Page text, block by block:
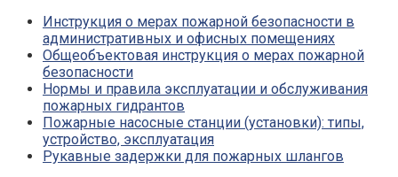
Инструкция о мерах пожарной безопасности в
административных и офисных помещениях
Общеобъектовая инструкция о мерах пожарной
безопасности
Нормы и правила эксплуатации и обслуживания
пожарных гидрантов
Пожарные насосные станции (установки): типы,
устройство, эксплуатация
Рукавные задержки для пожарных шлангов